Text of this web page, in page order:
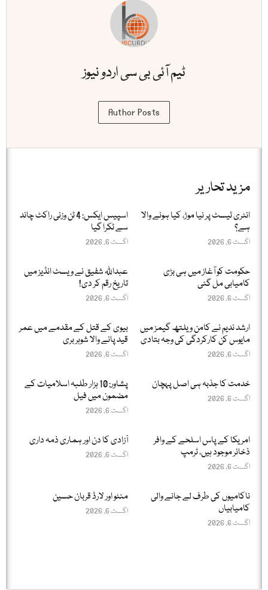
ٹیم آئی بی سی اردو نیوز
Author Posts
مزید تحاریر
انٹری ٹیسٹ پر نیا موڑ، کیا ہونے والا
ہے؟
اگست 6, 2026
اسپیس ایکس: 4 ٹن وزنی راکٹ چاند
سے ٹکرا گیا
اگست 6, 2026
حکومت کو آغاز میں ہی بڑی
کامیابی مل گئی
اگست 6, 2026
عبداللّٰہ شفیق نے ویسٹ انڈیز میں
تاریخ رقم کر دی!
اگست 6, 2026
ارشد ندیم نے کامن ویلتھ گیمز میں
مایوس کن کارکردگی کی وجہ بتادی
اگست 6, 2026
بیوی کے قتل کے مقدمے میں عمر
قید پانے والا شوہر بری
اگست 6, 2026
خدمت کا جذبہ ہی اصل پہچان
اگست 6, 2026
پشاور: 10 ہزار طلبہ اسلامیات کے
مضمون میں فیل
اگست 6, 2026
امریکا کے پاس اسلحے کے وافر
ذخائر موجود ہیں، ٹرمپ
اگست 6, 2026
آزادی کا دن اور ہماری ذمہ داری
اگست 6, 2026
ناکامیوں کی طرف لے جانے والی
کامیابیاں
اگست 6, 2026
منٹو اور لارڈ قربان حسین
اگست 6, 2026